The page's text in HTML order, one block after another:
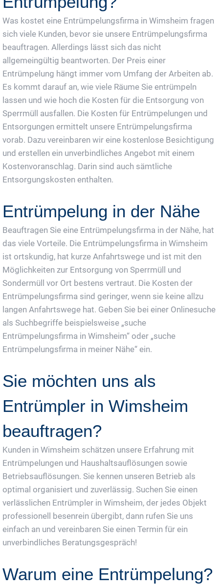
Was kostet eine Entrümpelungsfirma in Wimsheim fragen
sich viele Kunden, bevor sie unsere Entrümpelungsfirma
beauftragen. Allerdings lässt sich das nicht
allgemeingültig beantworten. Der Preis einer
Entrümpelung hängt immer vom Umfang der Arbeiten ab.
Es kommt darauf an, wie viele Räume Sie entrümpeln
lassen und wie hoch die Kosten für die Entsorgung von
Sperrmüll ausfallen. Die Kosten für Entrümpelungen und
Entsorgungen ermittelt unsere Entrümpelungsfirma
vorab. Dazu vereinbaren wir eine kostenlose Besichtigung
und erstellen ein unverbindliches Angebot mit einem
Kostenvoranschlag. Darin sind auch sämtliche
Entsorgungskosten enthalten.
Entrümpelung in der Nähe
Beauftragen Sie eine Entrümpelungsfirma in der Nähe, hat
das viele Vorteile. Die Entrümpelungsfirma in Wimsheim
ist ortskundig, hat kurze Anfahrtswege und ist mit den
Möglichkeiten zur Entsorgung von Sperrmüll und
Sondermüll vor Ort bestens vertraut. Die Kosten der
Entrümpelungsfirma sind geringer, wenn sie keine allzu
langen Anfahrtswege hat. Geben Sie bei einer Onlinesuche
als Suchbegriffe beispielsweise „suche
Entrümpelungsfirma in Wimsheim“ oder „suche
Entrümpelungsfirma in meiner Nähe“ ein.
Sie möchten uns als
Entrümpler in Wimsheim
beauftragen?
Kunden in Wimsheim schätzen unsere Erfahrung mit
Entrümpelungen und Haushaltsauflösungen sowie
Betriebsauflösungen. Sie kennen unseren Betrieb als
optimal organisiert und zuverlässig. Suchen Sie einen
verlässlichen Entrümpler in Wimsheim, der jedes Objekt
professionell besenrein übergibt, dann rufen Sie uns
einfach an und vereinbaren Sie einen Termin für ein
unverbindliches Beratungsgespräch!
Warum eine Entrümpelung?